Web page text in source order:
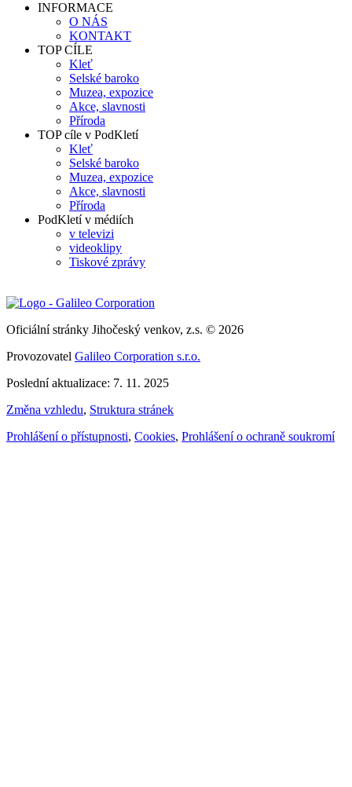
INFORMACE
O NÁS
KONTAKT
TOP CÍLE
Kleť
Selské baroko
Muzea, expozice
Akce, slavnosti
Příroda
TOP cíle v PodKletí
Kleť
Selské baroko
Muzea, expozice
Akce, slavnosti
Příroda
PodKletí v médiích
v televizi
videoklipy
Tiskové zprávy
Oficiální stránky Jihočeský venkov, z.s. © 2026
Provozovatel Galileo Corporation s.r.o.
Poslední aktualizace: 7. 11. 2025
Změna vzhledu, Struktura stránek
Prohlášení o přístupnosti, Cookies, Prohlášení o ochraně soukromí